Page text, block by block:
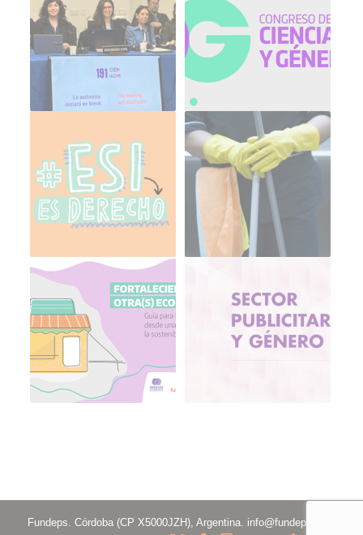
Fundeps. Córdoba (CP X5000JZH), Argentina. info@fundeps.org